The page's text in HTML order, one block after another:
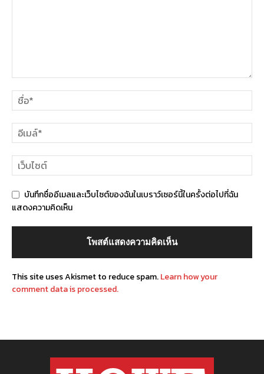
บันทึกชื่ออีเมลและเว็บไซต์ของฉันในเบราว์เซอร์นี้ในครั้งต่อไปที่ฉัน
แสดงความคิดเห็น
This site uses Akismet to reduce spam.Learn how your
comment data is processed.